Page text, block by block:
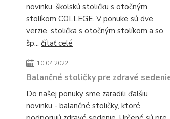
novinku, školskú stoličku s otočným
stolíkom COLLEGE. V ponuke sú dve
verzie, stolička s otočným stolíkom a so
šp... čítať celé
10.04.2022
Balančné stoličky pre zdravé
Do našej ponuky sme zaradili ďalšiu
novinku - balančné stoličky, ktoré